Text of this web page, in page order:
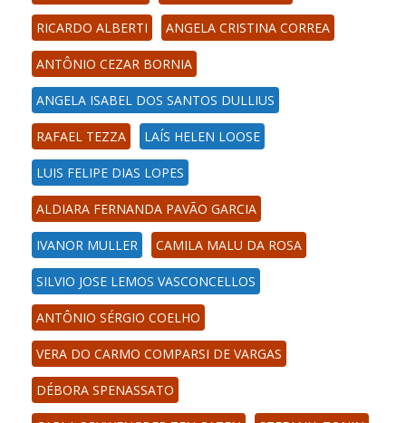
RICARDO ALBERTI ANGELA CRISTINA CORREA
ANTÔNIO CEZAR BORNIA
ANGELA ISABEL DOS SANTOS DULLIUS
RAFAEL TEZZA LAÍS HELEN LOOSE
LUIS FELIPE DIAS LOPES
ALDIARA FERNANDA PAVÃO GARCIA
IVANOR MULLER CAMILA MALU DA ROSA
SILVIO JOSE LEMOS VASCONCELLOS
ANTÔNIO SÉRGIO COELHO
VERA DO CARMO COMPARSI DE VARGAS
DÉBORA SPENASSATO